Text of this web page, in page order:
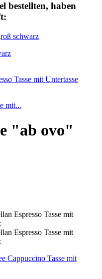
bestellten, haben
mit...
"ab ovo"